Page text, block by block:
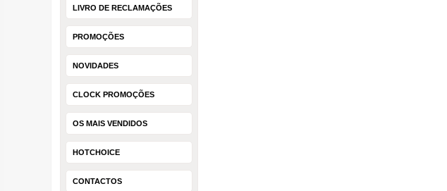
LIVRO DE RECLAMAÇÕES
PROMOÇÕES
NOVIDADES
CLOCK PROMOÇÕES
OS MAIS VENDIDOS
HOTCHOICE
CONTACTOS